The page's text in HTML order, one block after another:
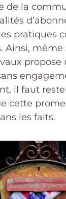
de la
pratiques
Ainsi, même
propose
il faut
cette
les faits.